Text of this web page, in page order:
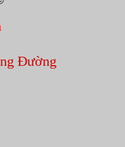
Đường